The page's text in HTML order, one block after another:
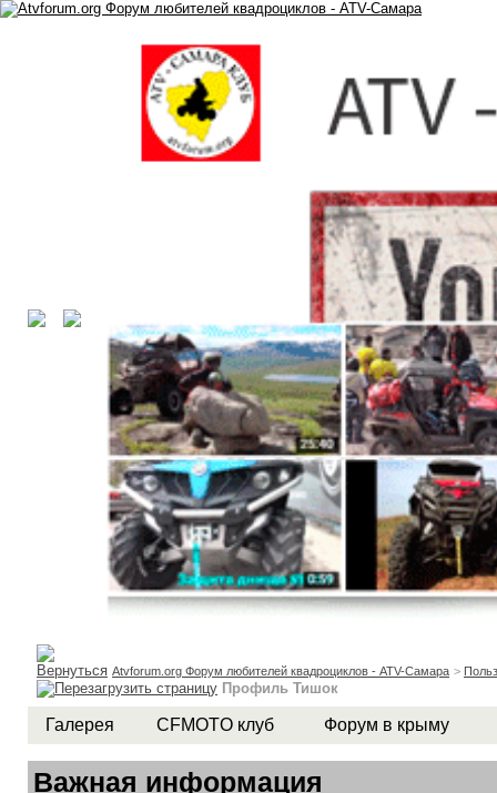
Atvforum.org Форум любителей квадроциклов - ATV-Самара >
Профиль Тишок
Галерея CFMOTO клуб Форум в крыму
Важная информация